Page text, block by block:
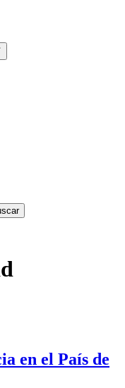
en el País de